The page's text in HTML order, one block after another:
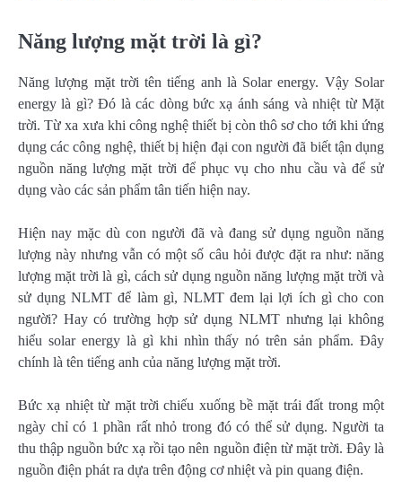
Năng lượng mặt trời là gì?
Năng lượng mặt trời tên tiếng anh là Solar energy. Vậy Solar
energy là gì? Đó là các dòng bức xạ ánh sáng và nhiệt từ Mặt
trời. Từ xa xưa khi công nghệ thiết bị còn thô sơ cho tới khi ứng
dụng các công nghệ, thiết bị hiện đại con người đã biết tận dụng
nguồn năng lượng mặt trời để phục vụ cho nhu cầu và để sử
dụng vào các sản phẩm tân tiến hiện nay.
Hiện nay mặc dù con người đã và đang sử dụng nguồn năng
lượng này nhưng vẫn có một số câu hỏi được đặt ra như: năng
lượng mặt trời là gì, cách sử dụng nguồn năng lượng mặt trời và
sử dụng NLMT để làm gì, NLMT đem lại lợi ích gì cho con
người? Hay có trường hợp sử dụng NLMT nhưng lại không
hiểu solar energy là gì khi nhìn thấy nó trên sản phẩm. Đây
chính là tên tiếng anh của năng lượng mặt trời.
Bức xạ nhiệt từ mặt trời chiếu xuống bề mặt trái đất trong một
ngày chỉ có 1 phần rất nhỏ trong đó có thể sử dụng. Người ta
thu thập nguồn bức xạ rồi tạo nên nguồn điện từ mặt trời. Đây là
nguồn điện phát ra dựa trên động cơ nhiệt và pin quang điện.